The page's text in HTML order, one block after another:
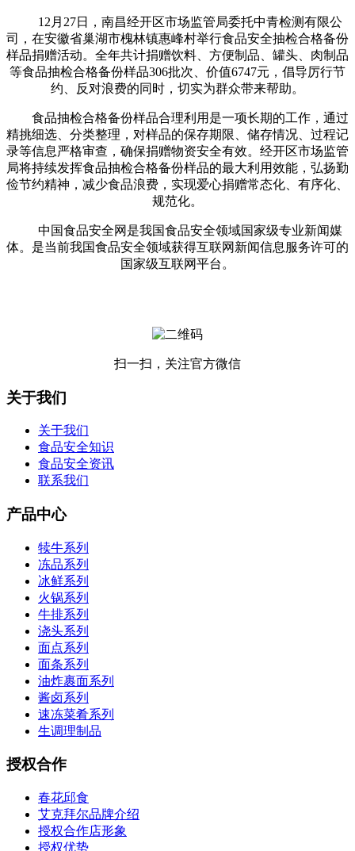
12月27日，南昌经开区市场监管局委托中青检测有限公
司，在安徽省巢湖市槐林镇惠峰村举行食品安全抽检合格备份
样品捐赠活动。全年共计捐赠饮料、方便制品、罐头、肉制品
等食品抽检合格备份样品306批次、价值6747元，倡导厉行节
约、反对浪费的同时，切实为群众带来帮助。
食品抽检合格备份样品合理利用是一项长期的工作，通过
精挑细选、分类整理，对样品的保存期限、储存情况、过程记
录等信息严格审查，确保捐赠物资安全有效。经开区市场监管
局将持续发挥食品抽检合格备份样品的最大利用效能，弘扬勤
俭节约精神，减少食品浪费，实现爱心捐赠常态化、有序化、
规范化。
中国食品安全网是我国食品安全领域国家级专业新闻媒
体。是当前我国食品安全领域获得互联网新闻信息服务许可的
国家级互联网平台。
扫一扫，关注官方微信
关于我们
关于我们
食品安全知识
食品安全资讯
联系我们
产品中心
犊牛系列
冻品系列
冰鲜系列
火锅系列
牛排系列
浇头系列
面点系列
面条系列
油炸裹面系列
酱卤系列
速冻菜肴系列
生调理制品
授权合作
春花邱食
艾克拜尔品牌介绍
授权合作店形象
授权优势